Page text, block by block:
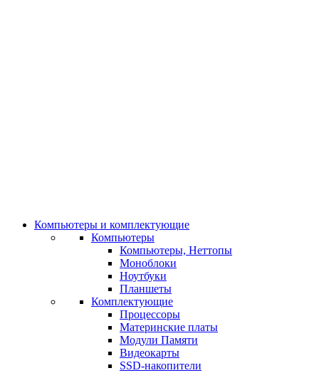
Компьютеры и комплектующие
Компьютеры
Компьютеры, Неттопы
Моноблоки
Ноутбуки
Планшеты
Комплектующие
Процессоры
Материнские платы
Модули Памяти
Видеокарты
SSD-накопители